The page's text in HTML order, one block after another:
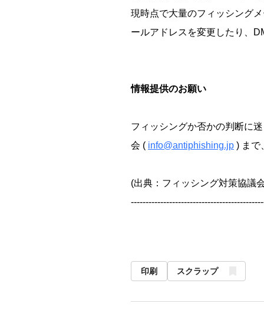
現時点で大量のフィッシング
ールアドレスを変更したり、
情報提供のお願い
フィッシングか否かの判断に
会 ( info@antiphishing.jp ) まで
(出典：フィッシング対策協議
印刷 スクラップ